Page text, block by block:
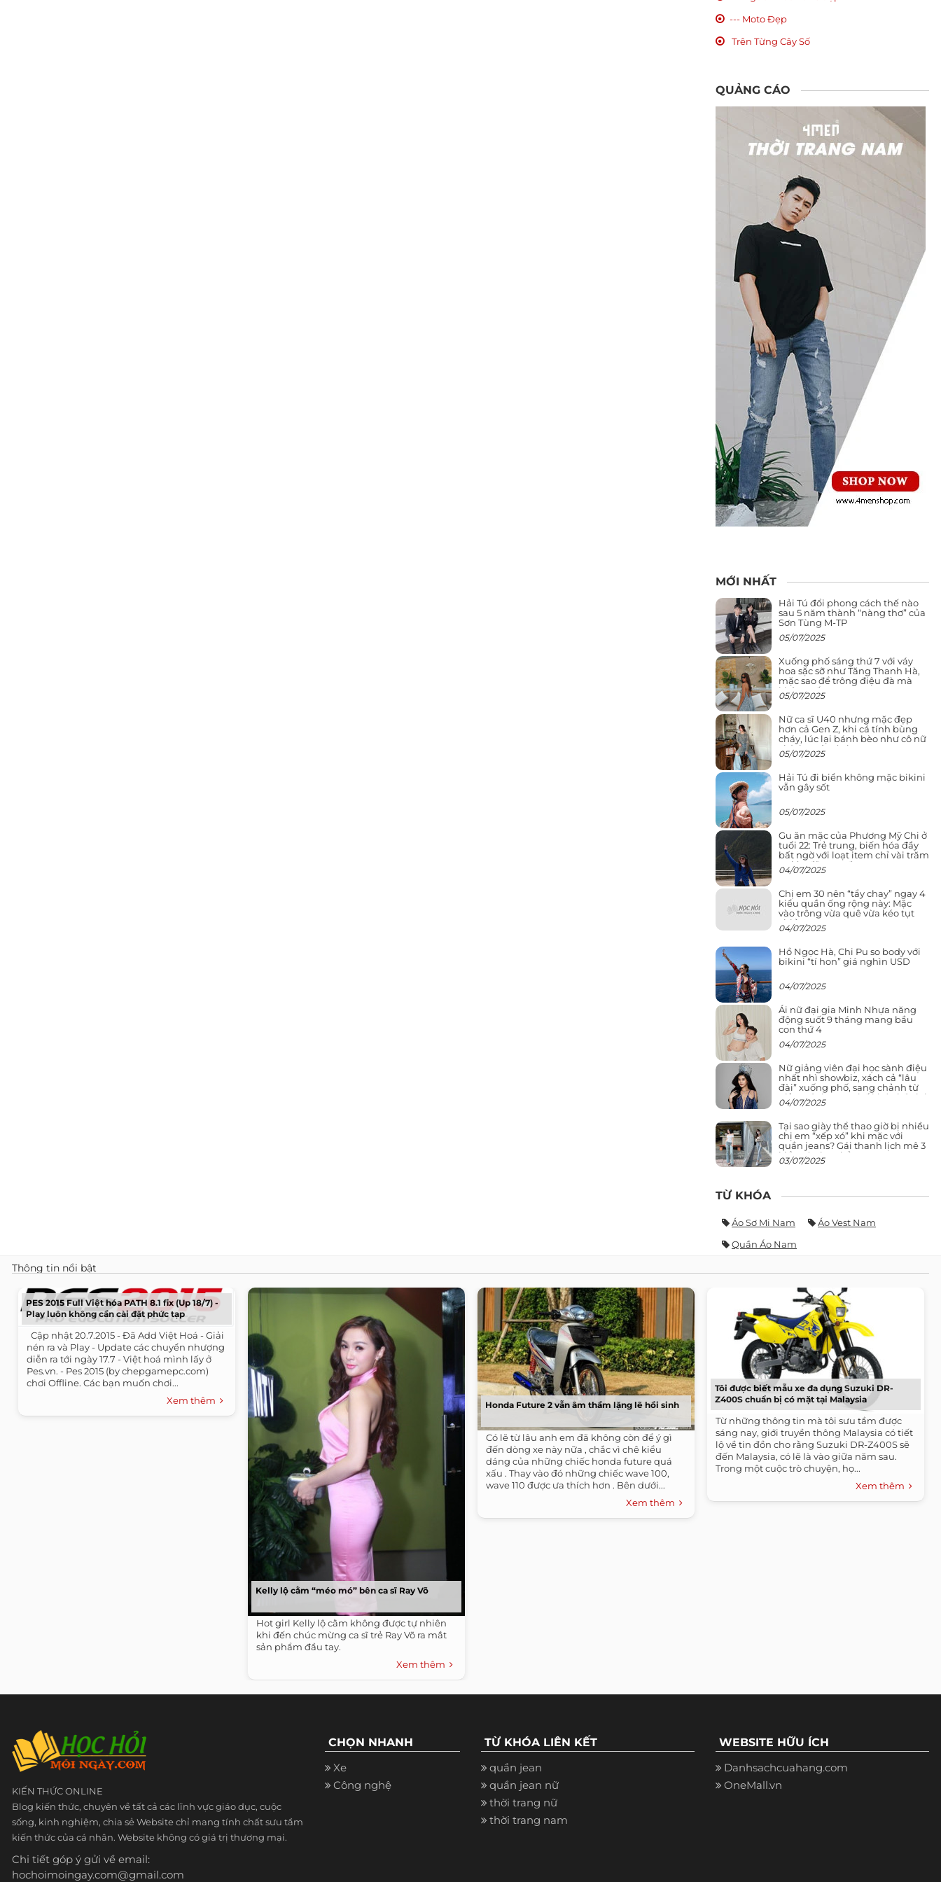
--- Moto Đẹp
Trên Từng Cây Số
QUẢNG CÁO
MỚI NHẤT
Hải Tú đổi phong cách thế nào
sau 5 năm thành “nàng thơ” của
Sơn Tùng M-TP
05/07/2025
Xuống phố sáng thứ 7 với váy
hoa sặc sỡ như Tăng Thanh Hà,
mặc sao để trông điệu đà mà
không sến
05/07/2025
Nữ ca sĩ U40 nhưng mặc đẹp
hơn cả Gen Z, khi cá tính bùng
cháy, lúc lại bánh bèo như cô nữ
chính ngôn tình
05/07/2025
Hải Tú đi biển không mặc bikini
vẫn gây sốt
05/07/2025
Gu ăn mặc của Phương Mỹ Chi ở
tuổi 22: Trẻ trung, biến hóa đầy
bất ngờ với loạt item chỉ vài trăm
nghìn đã mua được
04/07/2025
Chị em 30 nên “tẩy chay” ngay 4
kiểu quần ống rộng này: Mặc
vào trông vừa quê vừa kéo tụt
chiều cao
04/07/2025
Hồ Ngọc Hà, Chi Pu so body với
bikini “tí hon” giá nghìn USD
04/07/2025
Ái nữ đại gia Minh Nhựa năng
động suốt 9 tháng mang bầu
con thứ 4
04/07/2025
Nữ giảng viên đại học sành điệu
nhất nhì showbiz, xách cả “lâu
đài” xuống phố, sang chảnh từ
giảng đường ra phố khó ai đọ lại
04/07/2025
Tại sao giày thể thao giờ bị nhiều
chị em “xếp xó” khi mặc với
quần jeans? Gái thanh lịch mê 3
kiểu này hơn hẳn
03/07/2025
TỪ KHÓA
Áo Sơ Mi Nam
Áo Vest Nam
Quần Áo Nam
Thông tin nổi bật
PES 2015 Full Việt hóa PATH 8.1 fix (Up 18/7) -
Play luôn không cần cài đặt phức tạp
​ ​ Cập nhật 20.7.2015 - Đã Add Việt Hoá - Giải
nén ra và Play - Update các chuyển nhượng
diễn ra tới ngày 17.7 - Việt hoá mình lấy ở
Pes.vn. - Pes 2015 (by chepgamepc.com)
chơi Offline. Các bạn muốn chơi...
Xem thêm
Kelly lộ cằm “méo mó” bên ca sĩ Ray Võ
Hot girl Kelly lộ cằm không được tự nhiên
khi đến chúc mừng ca sĩ trẻ Ray Võ ra mắt
sản phẩm đầu tay.
Xem thêm
Honda Future 2 vẫn âm thầm lặng lẽ hồi sinh
Có lẽ từ lâu anh em đã không còn để ý gì
đến dòng xe này nữa , chắc vì chê kiểu
dáng của những chiếc honda future quá
xấu . Thay vào đó những chiếc wave 100,
wave 110 được ưa thích hơn . Bên dưới...
Xem thêm
Tôi được biết mẫu xe đa dụng Suzuki DR-
Z400S chuẩn bị có mặt tại Malaysia
Từ những thông tin mà tôi sưu tầm được
sáng nay, giới truyền thông Malaysia có tiết
lộ về tin đồn cho rằng Suzuki DR-Z400S sẽ
đến Malaysia, có lẽ là vào giữa năm sau.
Trong một cuộc trò chuyện, họ...
Xem thêm
KIẾN THỨC ONLINE
Blog kiến thức, chuyên về tất cả các lĩnh vực giáo dục, cuộc
sống, kinh nghiệm, chia sẻ Website chỉ mang tính chất sưu tầm
kiến thức của cá nhân. Website không có giá trị thương mại.
Chi tiết góp ý gửi về email:
hochoimoingay.com@gmail.com
CHỌN NHANH
Xe
Công nghệ
TỪ KHÓA LIÊN KẾT
quần jean
quần jean nữ
thời trang nữ
thời trang nam
WEBSITE HỮU ÍCH
Danhsachcuahang.com
OneMall.vn